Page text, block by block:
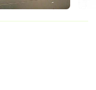
ヘン保育園まで送って
ている方もいらっしゃ
制も徹底されておりま
、皆さん復帰して保
勤1回～、夜勤の入